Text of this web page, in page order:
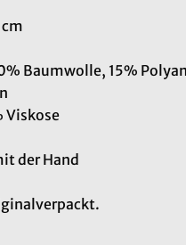
Baumwolle, 15%
Viskose
der Hand